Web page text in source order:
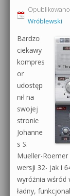
Opublikowano
Wróblewski
Bardzo
ciekawy
kompres
or
udostęp
nił na
swojej
stronie
Johanne
s S.
Mueller-
wersji 32- jak i
wyróżnia wśród
ładny,